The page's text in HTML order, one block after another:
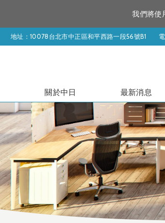
我們將使
地址：10078台北市中正區和平西路一段56號B1
關於中日 最新消息